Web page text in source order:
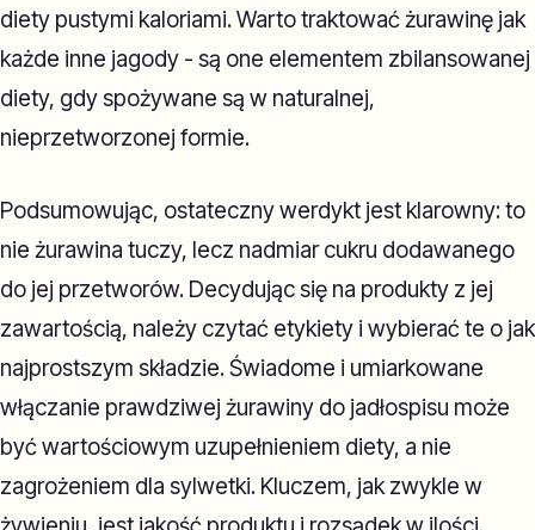
diety pustymi kaloriami. Warto traktować żurawinę jak
każde inne jagody - są one elementem zbilansowanej
diety, gdy spożywane są w naturalnej,
nieprzetworzonej formie.
Podsumowując, ostateczny werdykt jest klarowny: to
nie żurawina tuczy, lecz nadmiar cukru dodawanego
do jej przetworów. Decydując się na produkty z jej
zawartością, należy czytać etykiety i wybierać te o jak
najprostszym składzie. Świadome i umiarkowane
włączanie prawdziwej żurawiny do jadłospisu może
być wartościowym uzupełnieniem diety, a nie
zagrożeniem dla sylwetki. Kluczem, jak zwykle w